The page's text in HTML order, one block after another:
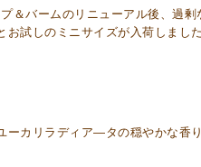
＆バームのリニューアル後、過剰
試しのミニサイズが入荷しました
ーカリラディア―タの穏やかな香